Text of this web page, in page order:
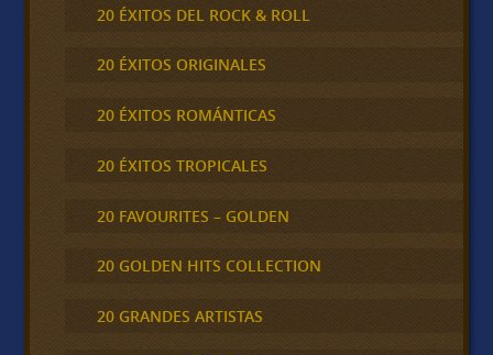
20 ÉXITOS DEL ROCK & ROLL
20 ÉXITOS ORIGINALES
20 ÉXITOS ROMÁNTICAS
20 ÉXITOS TROPICALES
20 FAVOURITES – GOLDEN
20 GOLDEN HITS COLLECTION
20 GRANDES ARTISTAS